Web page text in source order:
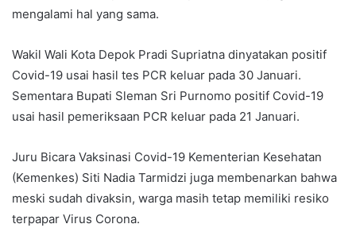
mengalami hal yang sama.
Wakil Wali Kota Depok Pradi Supriatna dinyatakan positif
Covid-19 usai hasil tes PCR keluar pada 30 Januari.
Sementara Bupati Sleman Sri Purnomo positif Covid-19
usai hasil pemeriksaan PCR keluar pada 21 Januari.
Juru Bicara Vaksinasi Covid-19 Kementerian Kesehatan
(Kemenkes) Siti Nadia Tarmidzi juga membenarkan bahwa
meski sudah divaksin, warga masih tetap memiliki resiko
terpapar Virus Corona.